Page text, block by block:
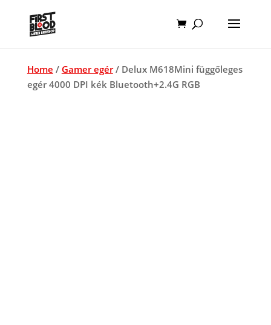
Home / Gamer egér/ Delux M618Mini függőleges
egér 4000 DPI kék Bluetooth+2.4G RGB